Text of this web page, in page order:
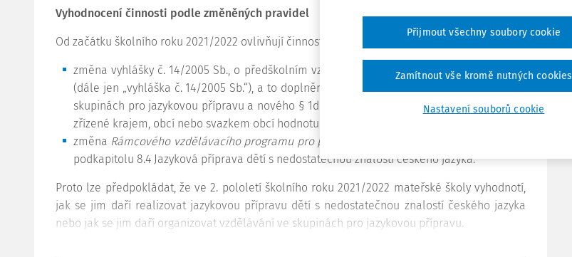
Vyhodnocení činnosti podle změněných pravidel
Od začátku školního roku 2021/2022 ovlivňují činnost mateřských škol
změna vyhlášky č. 14/2005 Sb., o předškolním vzdělávání, ve znění pozdějších předpisů
(dále jen „vyhláška č. 14/2005 Sb.“), a to doplnění nového § 1e Organizace vzdělávání ve
skupinách pro jazykovou přípravu a nového § 1d odst. 11 upravujícího pro mateřské školy
zřízené krajem, obcí nebo svazkem obcí hodnotu PHmax,
změna Rámcového vzdělávacího programu pro předškolní vzdělávání
podkapitolu 8.4 Jazyková příprava dětí s nedostatečnou znalostí českého jazyka.
Proto lze předpokládat, že ve 2. pololetí školního roku 2021/2022 mateřské školy vyhodnotí,
jak se jim daří realizovat jazykovou přípravu dětí s nedostatečnou znalostí českého jazyka
nebo jak se jim daří organizovat vzdělávání ve skupinách pro jazykovou přípravu.
Nastavení souborů cookie
Zamítnout vše kromě nutných cookies
Přijmout všechny soubory cookie